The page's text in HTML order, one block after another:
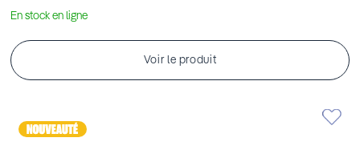
En stock en ligne
Voir le produit